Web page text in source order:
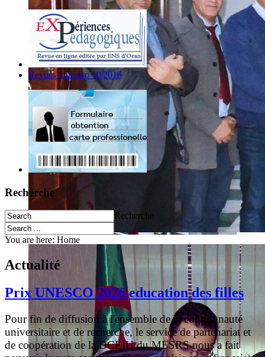
Revues :numéro 10|2016
Recherche
Recherche
You are here: Home
Actualité
Prix UNESCO 2026 education des filles
Pour fin de diffusion à l'ensemble de la communauté
universitaire et de recherche, le service de partenariat et
de coopération de la DCEIU du MESRS nous a fait